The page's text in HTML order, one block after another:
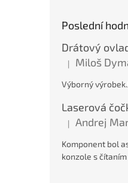
Poslední
Hodnocení
| Miloš
Výborný
Hodnocení
| Andrej
Komponent bol
konzole s